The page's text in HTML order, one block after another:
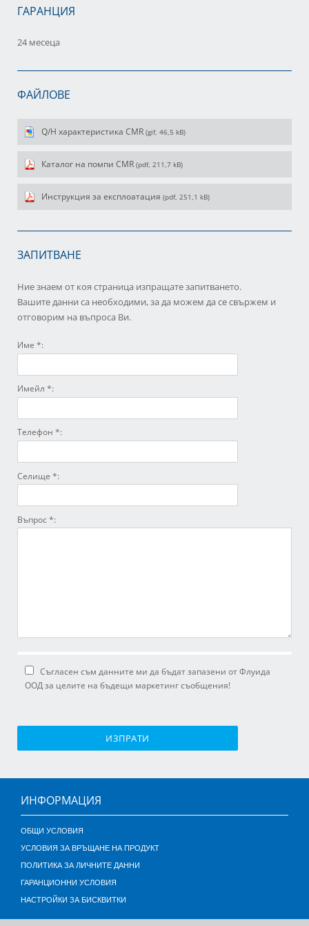
ГАРАНЦИЯ
24 месеца
ФАЙЛОВЕ
Q/H характеристика CMR (gif, 46,5 kB)
Каталог на помпи CMR (pdf, 211,7 kB)
Инструкция за експлоатация (pdf, 251,1 kB)
ЗАПИТВАНЕ
Ние знаем от коя страница изпращате запитването.
Вашите данни са необходими, за да можем да се свържем и
отговорим на въпроса Ви.
Име *:
Имейл *:
Телефон *:
Селище *:
Въпрос *:
Съгласен съм данните ми да бъдат запазени от Флуида
ООД за целите на бъдещи маркетинг съобщения!
ИЗПРАТИ
ИНФОРМАЦИЯ
ОБЩИ УСЛОВИЯ
УСЛОВИЯ ЗА ВРЪЩАНЕ НА ПРОДУКТ
ПОЛИТИКА ЗА ЛИЧНИТЕ ДАННИ
ГАРАНЦИОННИ УСЛОВИЯ
НАСТРОЙКИ ЗА БИСКВИТКИ